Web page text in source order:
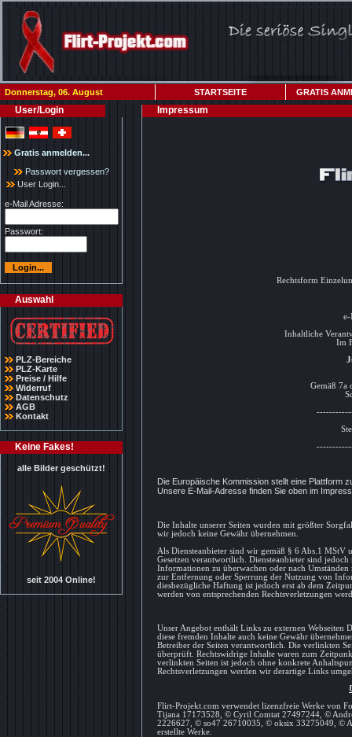
Donnerstag, 06. August STARTSEITE GRATIS
User/Login
Gratis anmelden...
Passwort vergessen?
User Login...
e-Mail Adresse:
Passwort:
Auswahl
PLZ-Bereiche
PLZ-Karte
Preise / Hilfe
Widerruf
Datenschutz
AGB
Kontakt
Keine Fakes!
alle Bilder geschützt!
seit 2004 Online!
Impressum
Rechtsform
Inhaltliche
Im
Gemäß 7a
Die Europäische Kommission stellt eine Plattform
Unsere E-Mail-Adresse finden Sie oben im
Die Inhalte unserer Seiten wurden mit größter
wir jedoch keine Gewähr übernehmen.
Als Diensteanbieter sind wir gemäß § 6 Abs.1 MStV
Gesetzen verantwortlich. Diensteanbieter sind
Informationen zu überwachen oder nach
zur Entfernung oder Sperrung der Nutzung von
diesbezügliche Haftung ist jedoch erst ab dem
werden von entsprechenden Rechtsverletzungen
Unser Angebot enthält Links zu externen
diese fremden Inhalte auch keine Gewähr
Betreiber der Seiten verantwortlich. Die verlinkten
überprüft. Rechtswidrige Inhalte waren zum
verlinkten Seiten ist jedoch ohne konkrete
Rechtsverletzungen werden wir derartige Links
Flirt-Projekt.com verwendet lizenzfreie Werke von
Tijana 17173528, © Cyril Comtat 27497244, ©
2226627, © so47 26710035, © oksix 33275049, ©
erstellte Werke.